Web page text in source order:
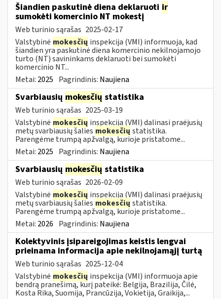
Šiandien paskutinė diena deklaruoti ir
sumokėti komercinio NT mokestį
Web turinio sąrašas 2025-02-17
Valstybinė mokesčių inspekcija (VMI) informuoja, kad
šiandien yra paskutinė diena komercinio nekilnojamojo
turto (NT) savininkams deklaruoti bei sumokėti
komercinio NT...
Metai: 2025 Pagrindinis: Naujiena
Svarbiausių mokesčių statistika
Web turinio sąrašas 2025-03-19
Valstybinė mokesčių inspekcija (VMI) dalinasi praėjusių
metų svarbiausių šalies mokesčių statistika.
Parengėme trumpą apžvalgą, kurioje pristatome...
Metai: 2025 Pagrindinis: Naujiena
Svarbiausių mokesčių statistika
Web turinio sąrašas 2026-02-09
Valstybinė mokesčių inspekcija (VMI) dalinasi praėjusių
metų svarbiausių šalies mokesčių statistika.
Parengėme trumpą apžvalgą, kurioje pristatome...
Metai: 2026 Pagrindinis: Naujiena
Kolektyvinis įsipareigojimas keistis lengvai
prieinama informacija apie nekilnojamąjį turtą
Web turinio sąrašas 2025-12-04
Valstybinė mokesčių inspekcija (VMI) informuoja apie
bendrą pranešimą, kurį pateikė: Belgija, Brazilija, Čilė,
Kosta Rika, Suomija, Prancūzija, Vokietija, Graikija,...